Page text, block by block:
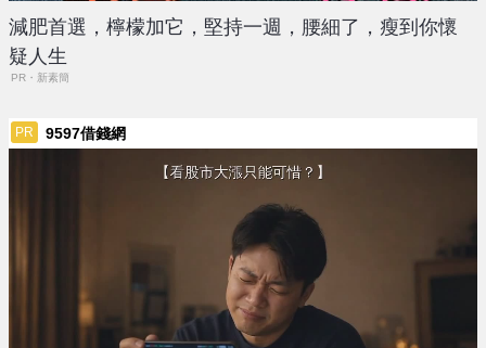
減肥首選，檸檬加它，堅持一週，腰細了，瘦到你懷
疑人生
PR・新素簡
PR 9597借錢網